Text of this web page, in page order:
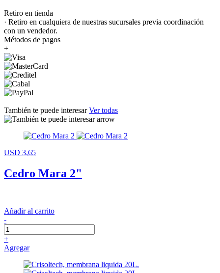
Retiro en tienda
· Retiro en cualquiera de nuestras sucursales previa coordinación
con un vendedor.
Métodos de pagos
+
También te puede interesarVer todas
USD 3,65
Cedro Mara 2"
Añadir al carrito
-
+
Agregar